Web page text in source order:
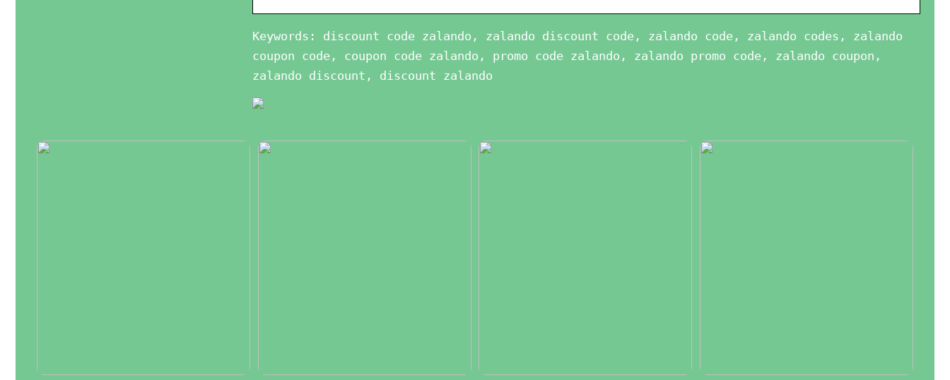
Keywords: discount code zalando, zalando discount code, zalando code, zalando codes, zalando
coupon code, coupon code zalando, promo code zalando, zalando promo code, zalando coupon,
zalando discount, discount zalando